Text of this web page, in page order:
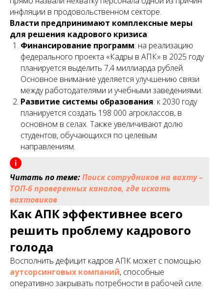
инфляции в продовольственном секторе.
Власти предпринимают комплексные меры
для решения кадрового кризиса:
Финансирование программ: на реализацию
федерального проекта «Кадры в АПК» в 2025 году
планируется выделить 7,4 миллиарда рублей.
Основное внимание уделяется улучшению связи
между работодателями и учебными заведениями.
Развитие системы образования: к 2030 году
планируется создать 198 000 агроклассов, в
основном в селах. Также увеличивают долю
студентов, обучающихся по целевым
направлениям.
Читать по теме:Поиск сотрудников на вахту –
ТОП-6 проверенных каналов, где искать
вахтовиков
Как АПК эффективнее всего
решить проблему кадрового
голода
Восполнить дефицит кадров АПК может с помощью
аутсорсинговых компаний, способные
оперативно закрывать потребности в рабочей силе.